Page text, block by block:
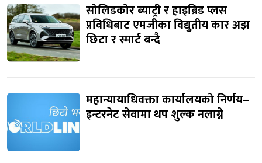
सोलिडकोर ब्याट्री र हाइब्रिड प्लस
प्रविधिबाट एमजीका विद्युतीय कार अझ
छिटा र स्मार्ट बन्दै
महान्यायाधिवक्ता कार्यालयको निर्णय–
इन्टरनेट सेवामा थप शुल्क नलाग्ने